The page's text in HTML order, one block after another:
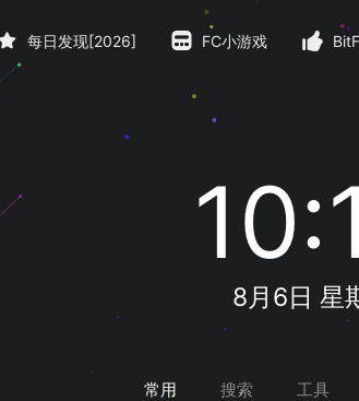
每日发现[2026] FC小游戏
8月6日 星
常用 搜索 工具